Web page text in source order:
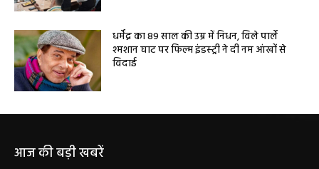
धर्मेंद्र का 89 साल की उम्र में निधन, विले पार्ले
श्मशान घाट पर फिल्म इंडस्ट्री ने दी नम आंखों से
विदाई
आज की बड़ी खबरें